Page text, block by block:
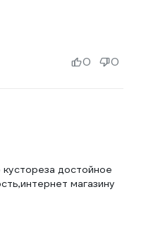
0 0
достойное
магазину